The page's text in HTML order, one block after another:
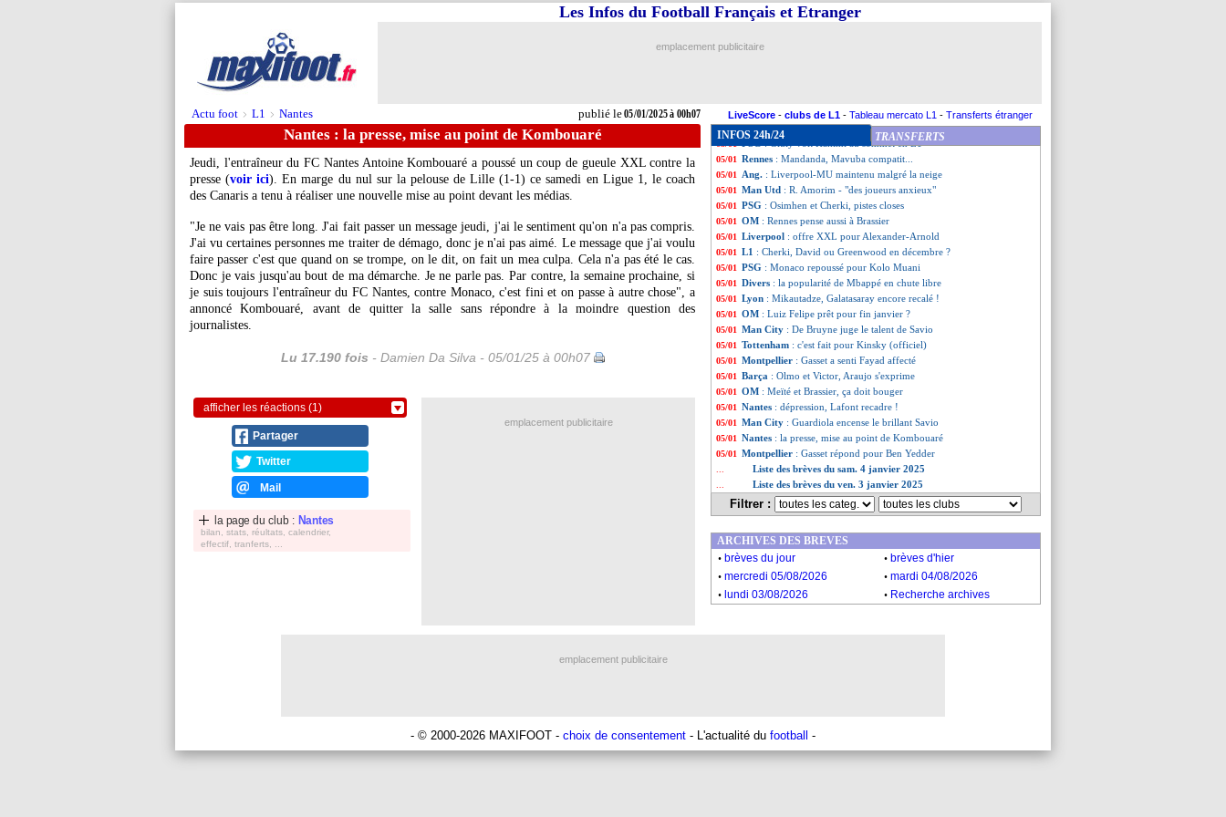
Actu foot > L1 > Nantes publié le05/01/2025 à 00h07
Les Infos du Football Français et Etranger
emplacement publicitaire
LiveScore - clubs de L1 - Tableau mercato L1 - Transferts étranger
Nantes : la presse, mise au point de Kombouaré
Jeudi, l'entraîneur du FC Nantes Antoine Kombouaré a poussé un coup de gueule XXL contre la
presse (voir ici). En marge du nul sur la pelouse de Lille (1-1) ce samedi en Ligue 1, le coach
des Canaris a tenu à réaliser une nouvelle mise au point devant les médias.
"Je ne vais pas être long. J'ai fait passer un message jeudi, j'ai le sentiment qu'on n'a pas compris.
J'ai vu certaines personnes me traiter de démago, donc je n'ai pas aimé. Le message que j'ai voulu
faire passer c'est que quand on se trompe, on le dit, on fait un mea culpa. Cela n'a pas été le cas.
Donc je vais jusqu'au bout de ma démarche. Je ne parle pas. Par contre, la semaine prochaine, si
je suis toujours l'entraîneur du FC Nantes, contre Monaco, c'est fini et on passe à autre chose", a
annoncé Kombouaré, avant de quitter la salle sans répondre à la moindre question des
journalistes.
Lu 17.190 fois - Damien Da Silva - 05/01/25 à 00h07
afficher les réactions (1)
Partager
Twitter
Mail
la page du club : Nantes
bilan, stats, réultats, calendrier,
effectif, tranferts, ...
INFOS 24h/24 TRANSFERTS
05/01 PHOTO: les fans de Lens ciblent Fofana !
05/01 Lens: City toujours actif pour Khusanov
05/01 Lens
05/01 L1: Lens-Toulouse, les compos
05/01 OM: Højbjerg absent pour Le Havre
: Giuly voit Hakimi au sommet en L1
05/01 Rennes : Mandanda, Mavuba compatit...
05/01 Ang. : Liverpool-MU maintenu malgré la neige
05/01 Man Utd : R. Amorim - "des joueurs anxieux"
05/01 PSG : Osimhen et Cherki, pistes closes
05/01 OM : Rennes pense aussi à Brassier
05/01 Liverpool : offre XXL pour Alexander-Arnold
05/01 L1 : Cherki, David ou Greenwood en décembre ?
05/01 PSG : Monaco repoussé pour Kolo Muani
05/01 Divers : la popularité de Mbappé en chute libre
05/01 Lyon : Mikautadze, Galatasaray encore recalé !
05/01 OM : Luiz Felipe prêt pour fin janvier ?
05/01 Man City : De Bruyne juge le talent de Savio
05/01 Tottenham : c'est fait pour Kinsky (officiel)
05/01 Montpellier : Gasset a senti Fayad affecté
05/01 Barça : Olmo et Victor, Araujo s'exprime
05/01 OM : Meïté et Brassier, ça doit bouger
05/01 Nantes : dépression, Lafont recadre !
05/01 Man City : Guardiola encense le brillant Savio
05/01 Nantes : la presse, mise au point de Kombouaré
05/01 Montpellier : Gasset répond pour Ben Yedder
Liste des brèves du sam. 4 janvier 2025
Liste des brèves du ven. 3 janvier 2025
Filtrer :
emplacement publicitaire
ARCHIVES DES BREVES
. brèves du jour . brèves d'hier
. mercredi 05/08/2026 . mardi 04/08/2026
. lundi 03/08/2026 . Recherche archives
emplacement publicitaire
- © 2000-2026 MAXIFOOT - choix de consentement - L'actualité du football -